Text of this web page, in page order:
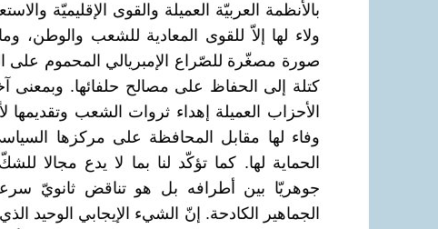
بالأنظمة العربيّة ‏العميلة والقوى الإقليميّة
ولاء لها إلاّ ‏للقوى المعادية للشعب ‏والوطن،
صورة ‏مصغّرة للصّراع الإمبريالي ‏المحموم
كتلة ‏إلى الحفاظ على مصالح ‏حلفائها. وبمعنى
‏الأحزاب العميلة إهداء ‏ثروات الشعب
وفاء لها مقابل ‏المحافظة على مركزها
الحماية لها. كما ‏تؤكّد لنا بما لا يدع مجالا
جوهريّا بين ‏أطرافه بل هو تناقض ثانويّ
الجماهير ‏الكادحة. إنّ الشيء الإيجابي ‏الوحيد